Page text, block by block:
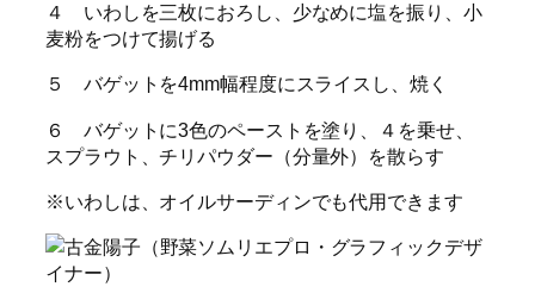
４ いわしを三枚におろし、少なめに塩を振り、小
麦粉をつけて揚げる
５ バゲットを4mm幅程度にスライスし、焼く
６ バゲットに3色のペーストを塗り、４を乗せ、
スプラウト、チリパウダー（分量外）を散らす
※いわしは、オイルサーディンでも代用できます